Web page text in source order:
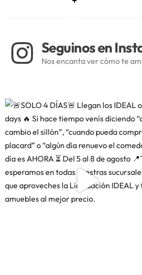
Seguinos en
Nos encanta ver cómo te